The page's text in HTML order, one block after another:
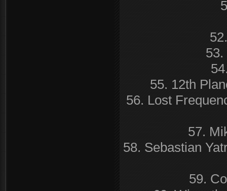
53.
55. 12th
56. Lost
57.
58. Sebastian
59.